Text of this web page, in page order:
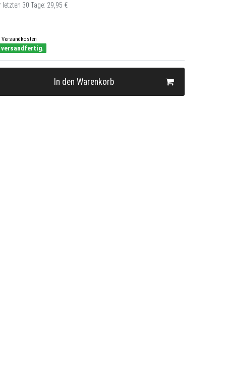
letzten 30 Tage: 29,95 €
Versandkosten
versandfertig.
In den Warenkorb